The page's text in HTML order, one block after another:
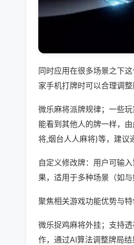
同时应用在很多场景之下
家手机打牌时可以合理调
微乐麻将派牌规律；一些
能看到其他人的牌一样，
将,烟台人人麻将)等，建议
自定义修改牌：用户可输
果，适用于多种场景（如
聚焦相关游戏功能优势与特
微乐捉鸡麻将外挂；支持
作，通过AI算法调整牌局结